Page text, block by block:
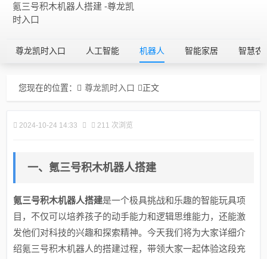
氪三号积木机器人搭建 -尊龙凯
时入口
尊龙凯时入口 人工智能 机器人 智能家居 智慧农
您现在的位置： 尊龙凯时入口 正文
2024-10-24 14:33 211 次浏览
一、氪三号积木机器人搭建
氪三号积木机器人搭建是一个极具挑战和乐趣的智能玩具项
目，不仅可以培养孩子的动手能力和逻辑思维能力，还能激
发他们对科技的兴趣和探索精神。今天我们将为大家详细介
绍氪三号积木机器人的搭建过程，带领大家一起体验这段充